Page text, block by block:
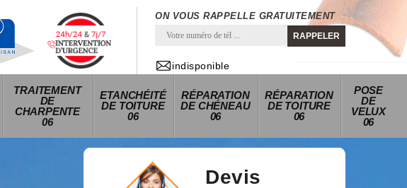
ON VOUS RAPPELLE GRATUITEMENT
indisponible
TRAITEMENT
DE
CHARPENTE
06
ETANCHÉITÉ
DE TOITURE
06
RÉPARATION
DE CHÉNEAU
06
RÉPARATION
DE TOITURE
06
POSE
DE
VELUX
06
Devis